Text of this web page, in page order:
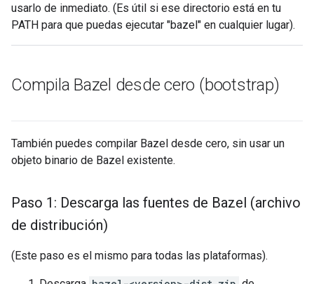
usarlo de inmediato. (Es útil si ese directorio está en tu
PATH para que puedas ejecutar "bazel" en cualquier lugar).
Compila Bazel desde cero (bootstrap)
También puedes compilar Bazel desde cero, sin usar un
objeto binario de Bazel existente.
Paso 1: Descarga las fuentes de Bazel (archivo
de distribución)
(Este paso es el mismo para todas las plataformas).